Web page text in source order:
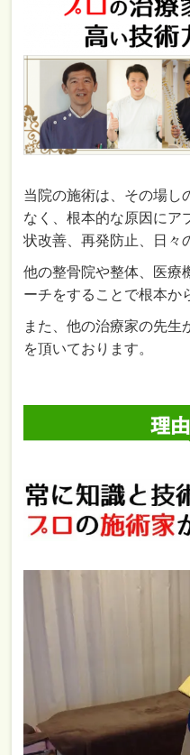
当院の施術は、その場し
なく、根本的な原因にア
状改善、再発防止、日々
他の整骨院や整体、医療
ーチをすることで根本か
また、他の治療家の先生
を頂いております。